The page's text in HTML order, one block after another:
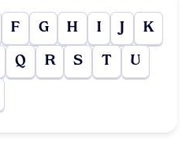
F G H I J K
Q R S T U